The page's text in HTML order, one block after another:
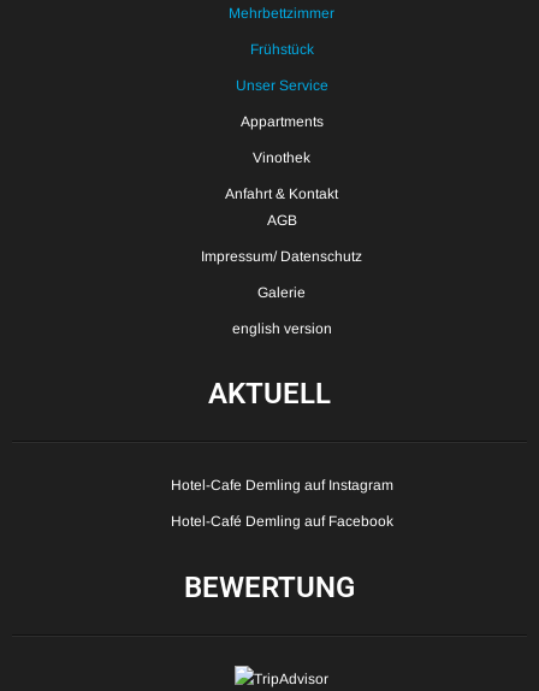
Mehrbettzimmer
Frühstück
Unser Service
Appartments
Vinothek
Anfahrt & Kontakt
AGB
Impressum/ Datenschutz
Galerie
english version
AKTUELL
Hotel-Cafe Demling auf Instagram
Hotel-Café Demling auf Facebook
BEWERTUNG